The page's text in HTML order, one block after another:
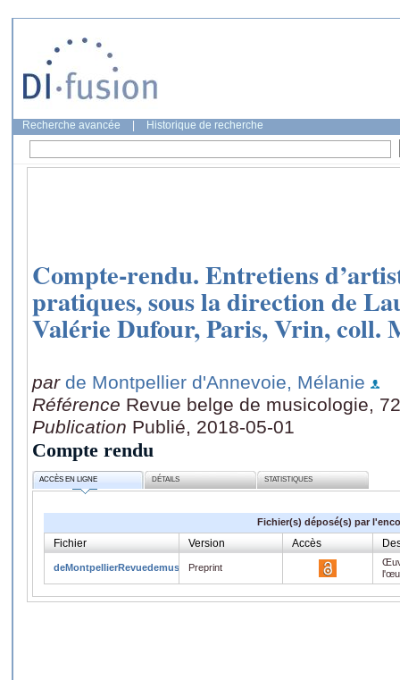
Recherche avancée Historique de recherche
Compte-rendu. Entretiens
pratiques, sous la direction de
Valérie Dufour, Paris, Vrin, coll.
par de Montpellier d'Annevoie, Mélanie
Référence Revue belge de musicologie,
Publication Publié, 2018-05-01
Compte rendu
ACCÈS EN LIGNE DÉTAILS STATISTIQUES
Fichier(s) déposé(s) par
Fichier Version Accès
deMontpellierRevuedemusicologieCR.pdf
Preprint